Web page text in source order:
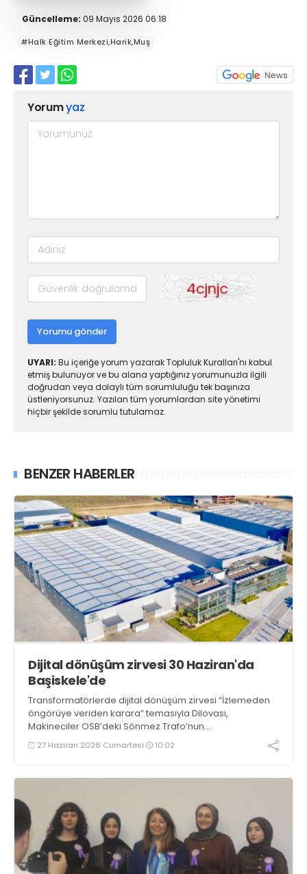
Güncelleme: 09 Mayıs 2026 06:18
#Halk Eğitim Merkezi,Harik,Muş
Yorumyaz
Yorumu gönder
UYARI: Bu içeriğe yorum yazarak Topluluk Kuralları'nı kabul
etmiş bulunuyor ve bu alana yaptığınız yorumunuzla ilgili
doğrudan veya dolaylı tüm sorumluluğu tek başınıza
üstleniyorsunuz. Yazılan tüm yorumlardan site yönetimi
hiçbir şekilde sorumlu tutulamaz.
BENZER HABERLER
Dijital dönüşüm zirvesi 30 Haziran'da
Başiskele'de
Transformatörlerde dijital dönüşüm zirvesi “İzlemeden
öngörüye veriden karara” temasıyla Dilovası,
Makineciler OSB’deki Sönmez Trafo’nun
sponsorluğunda 30 Haziran Salı günü Başiskele’de,
Wellborn Luxury Hotel’de gerçekleşecek
27 Haziran 2026 Cumartesi 10:02